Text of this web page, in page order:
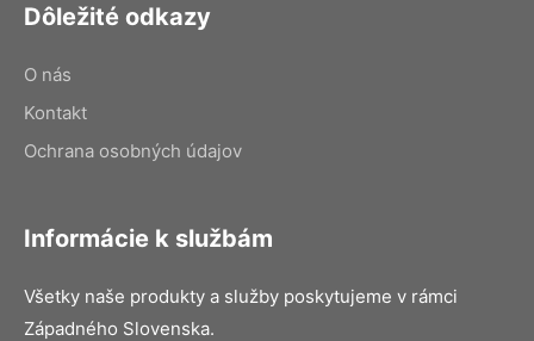
Dôležité odkazy
O nás
Kontakt
Ochrana osobných údajov
Informácie k službám
Všetky naše produkty a služby poskytujeme v rámci
Západného Slovenska.